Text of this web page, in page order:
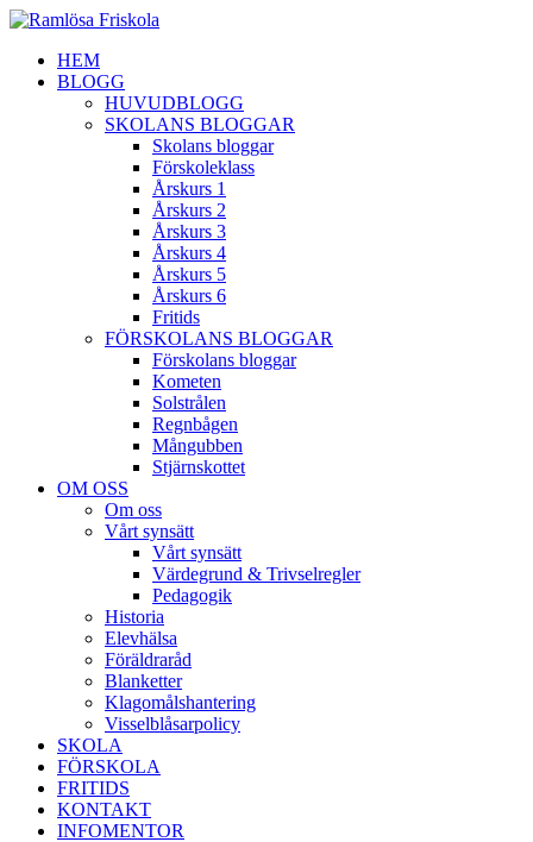
HEM
BLOGG
HUVUDBLOGG
SKOLANS BLOGGAR
Skolans bloggar
Förskoleklass
Årskurs 1
Årskurs 2
Årskurs 3
Årskurs 4
Årskurs 5
Årskurs 6
Fritids
FÖRSKOLANS BLOGGAR
Förskolans bloggar
Kometen
Solstrålen
Regnbågen
Mångubben
Stjärnskottet
OM OSS
Om oss
Vårt synsätt
Vårt synsätt
Värdegrund & Trivselregler
Pedagogik
Historia
Elevhälsa
Föräldraråd
Blanketter
Klagomålshantering
Visselblåsarpolicy
SKOLA
FÖRSKOLA
FRITIDS
KONTAKT
INFOMENTOR